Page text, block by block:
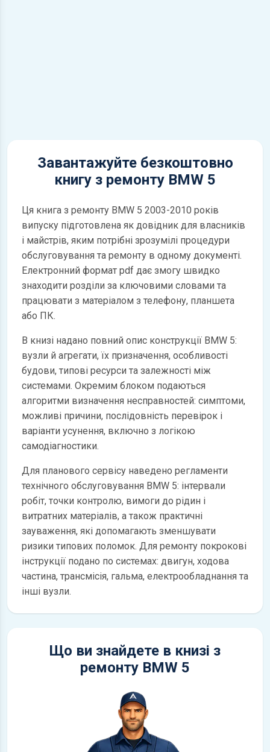
Завантажуйте безкоштовно
книгу з ремонту BMW 5
Ця книга з ремонту BMW 5 2003-2010 років
випуску підготовлена як довідник для власників
і майстрів, яким потрібні зрозумілі процедури
обслуговування та ремонту в одному документі.
Електронний формат pdf дає змогу швидко
знаходити розділи за ключовими словами та
працювати з матеріалом з телефону, планшета
або ПК.
В книзі надано повний опис конструкції BMW 5:
вузли й агрегати, їх призначення, особливості
будови, типові ресурси та залежності між
системами. Окремим блоком подаються
алгоритми визначення несправностей: симптоми,
можливі причини, послідовність перевірок і
варіанти усунення, включно з логікою
самодіагностики.
Для планового сервісу наведено регламенти
технічного обслуговування BMW 5: інтервали
робіт, точки контролю, вимоги до рідин і
витратних матеріалів, а також практичні
зауваження, які допомагають зменшувати
ризики типових поломок. Для ремонту покрокові
інструкції подано по системах: двигун, ходова
частина, трансмісія, гальма, електрообладнання та
інші вузли.
Що ви знайдете в книзі з
ремонту BMW 5